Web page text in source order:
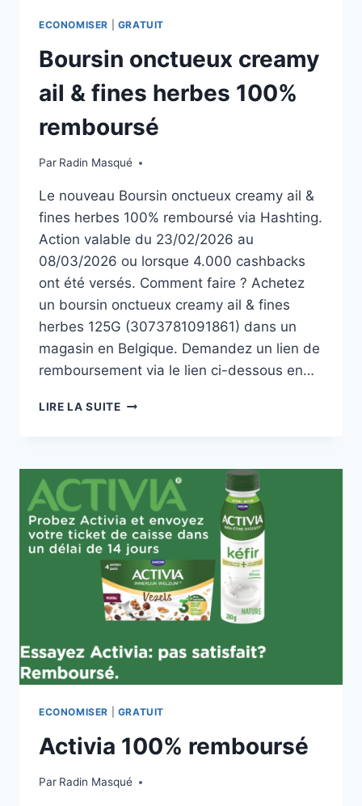
ECONOMISER GRATUIT
Boursin onctueux creamy
ail & fines herbes 100%
remboursé
Par Radin Masqué
Le nouveau Boursin onctueux creamy ail &
fines herbes 100% remboursé via Hashting.
Action valable du 23/02/2026 au
08/03/2026 ou lorsque 4.000 cashbacks
ont été versés. Comment faire ? Achetez
un boursin onctueux creamy ail & fines
herbes 125G (3073781091861) dans un
magasin en Belgique. Demandez un lien de
remboursement via le lien ci-dessous en…
LIRE LA SUITEBOURSIN
&
FINES
HERBES
100%
REMBOURSÉ
ECONOMISER GRATUIT
Activia 100% remboursé
Par Radin Masqué